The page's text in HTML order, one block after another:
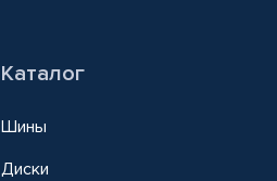
Каталог
Шины
Диски